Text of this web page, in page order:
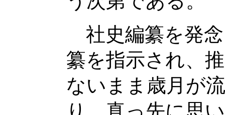
社史編纂を発念
纂を指示され、
ないまま歳月が